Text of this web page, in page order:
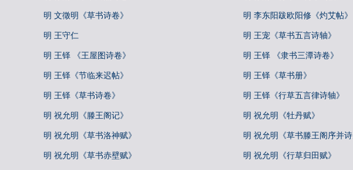
明 文徵明《草书诗卷》 明 李东阳跋欧阳修《灼艾帖》
明 王守仁 明 王宠《草书五言诗轴》
明 王铎 《王屋图诗卷》 明 王铎 《隶书三潭诗卷》
明 王铎《节临来迟帖》 明 王铎《草书册》
明 王铎《草书诗卷》 明 王铎《行草五言律诗轴》
明 祝允明《滕王阁记》 明 祝允明《牡丹赋》
明 祝允明《草书洛神赋》 明 祝允明《草书滕王阁序并诗
明 祝允明《草书赤壁赋》 明 祝允明《行草归田赋》